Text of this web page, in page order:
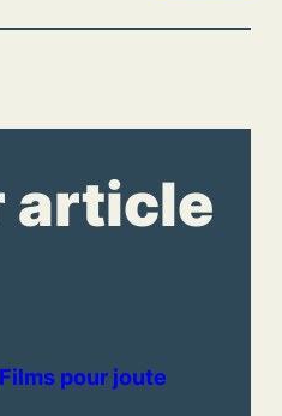
article
pour joute